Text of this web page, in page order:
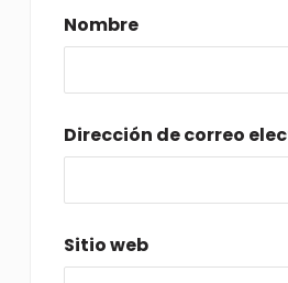
Nombre
Dirección de correo
Sitio web